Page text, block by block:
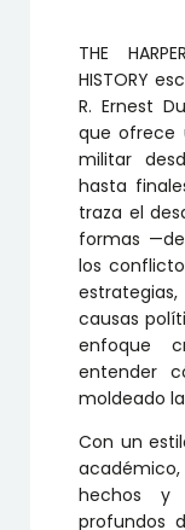
THE
HISTORY
R. Ernest
que ofrece
militar
hasta
traza el
formas
los
causas
enfoque
entender
moldeado
Con un
hechos y
profundos